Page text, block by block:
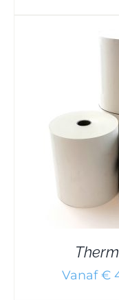
Vanaf €